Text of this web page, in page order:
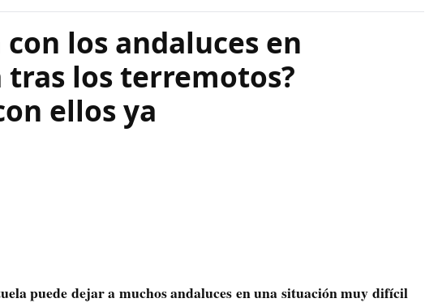
con los andaluces en
tras los terremotos?
ellos ya
puede dejar a muchos andaluces en una situación muy difícil